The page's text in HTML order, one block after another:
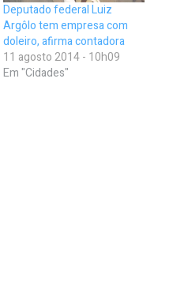
Deputado federal Luiz
Argôlo tem empresa com
doleiro, afirma contadora
11 agosto 2014 - 10h09
Em "Cidades"